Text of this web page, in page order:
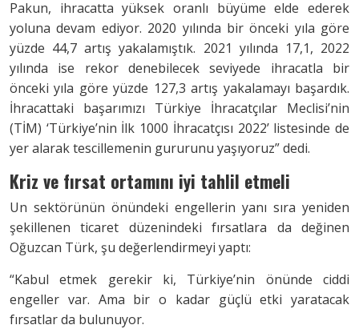
Pakun, ihracatta yüksek oranlı büyüme elde ederek
yoluna devam ediyor. 2020 yılında bir önceki yıla göre
yüzde 44,7 artış yakalamıştık. 2021 yılında 17,1, 2022
yılında ise rekor denebilecek seviyede ihracatla bir
önceki yıla göre yüzde 127,3 artış yakalamayı başardık.
İhracattaki başarımızı Türkiye İhracatçılar Meclisi’nin
(TİM) ‘Türkiye’nin İlk 1000 İhracatçısı 2022’ listesinde de
yer alarak tescillemenin gururunu yaşıyoruz” dedi.
Kriz ve fırsat ortamını iyi tahlil etmeli
Un sektörünün önündeki engellerin yanı sıra yeniden
şekillenen ticaret düzenindeki fırsatlara da değinen
Oğuzcan Türk, şu değerlendirmeyi yaptı:
“Kabul etmek gerekir ki, Türkiye’nin önünde ciddi
engeller var. Ama bir o kadar güçlü etki yaratacak
fırsatlar da bulunuyor.